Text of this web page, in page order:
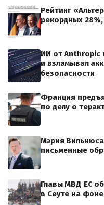
Рейтинг
рекордных
ИИ от Anthropic
и взламывал
безопасности
Франция
по делу о
Мэрия
письменные
Главы МВД ЕС
в Сеуте на